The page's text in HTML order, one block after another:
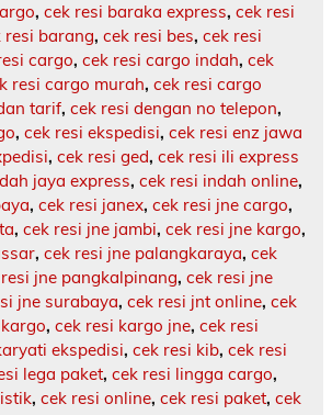
, cek resi baraka express, cek resi
resi barang, cek resi bes, cek resi
cargo, cek resi cargo indah, cek
resi cargo murah, cek resi cargo
tarif, cek resi dengan no telepon,
, cek resi ekspedisi, cek resi enz jawa
, cek resi ged, cek resi ili express
jaya express, cek resi indah online,
, cek resi janex, cek resi jne cargo,
, cek resi jne jambi, cek resi jne kargo,
, cek resi jne palangkaraya, cek
jne pangkalpinang, cek resi jne
jne surabaya, cek resi jnt online, cek
, cek resi kargo jne, cek resi
ekspedisi, cek resi kib, cek resi
lega paket, cek resi lingga cargo,
, cek resi online, cek resi paket, cek